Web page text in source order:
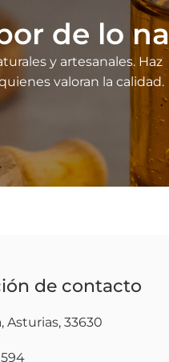
de lo
y artesanales. Haz
valoran la calidad.
de contacto
Asturias, 33630